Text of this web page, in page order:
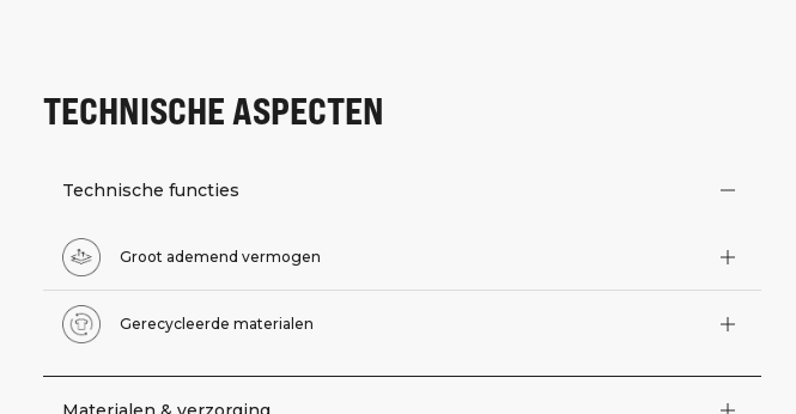
TECHNISCHE ASPECTEN
Technische functies
Groot ademend vermogen
Gerecycleerde materialen